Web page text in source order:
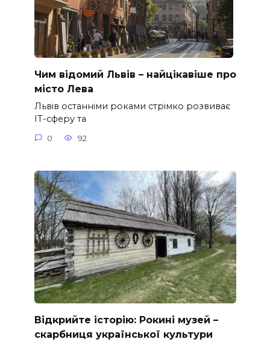
Чим відомий Львів – найцікавіше про
місто Лева
Львів останніми роками стрімко розвиває
ІТ-сферу та
0 92
Відкрийте історію: Рокині музей –
скарбниця української культури